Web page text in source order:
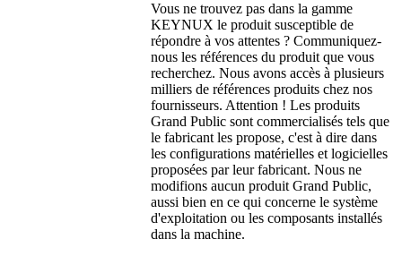
Vous ne trouvez pas dans la gamme
KEYNUX le produit susceptible de
répondre à vos attentes ? Communiquez-
nous les références du produit que vous
recherchez. Nous avons accès à plusieurs
milliers de références produits chez nos
fournisseurs. Attention ! Les produits
Grand Public sont commercialisés tels que
le fabricant les propose, c'est à dire dans
les configurations matérielles et logicielles
proposées par leur fabricant. Nous ne
modifions aucun produit Grand Public,
aussi bien en ce qui concerne le système
d'exploitation ou les composants installés
dans la machine.